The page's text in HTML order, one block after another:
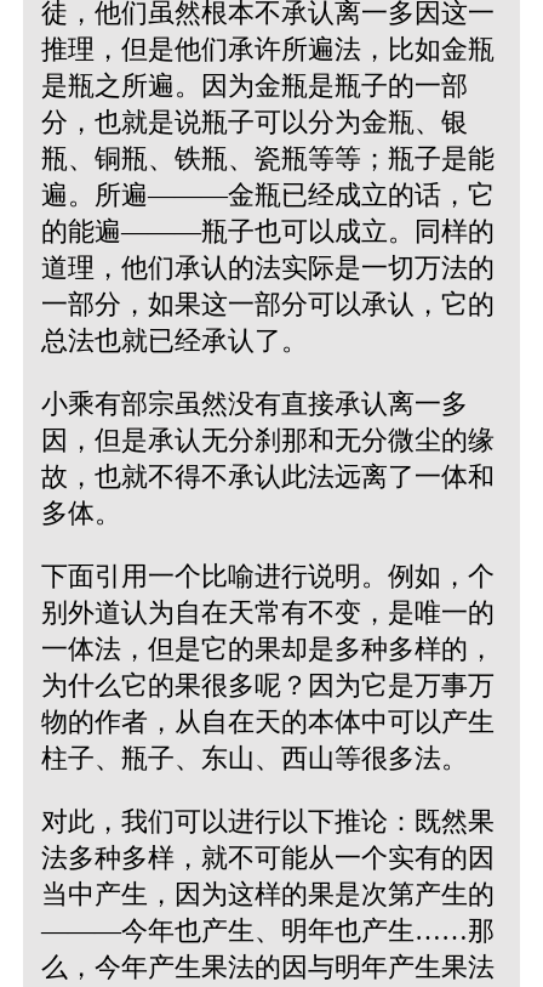
徒，他们虽然根本不承认离一多因这一
推理，但是他们承许所遍法，比如金瓶
是瓶之所遍。因为金瓶是瓶子的一部
分，也就是说瓶子可以分为金瓶、银
瓶、铜瓶、铁瓶、瓷瓶等等；瓶子是能
遍。所遍———金瓶已经成立的话，它
的能遍———瓶子也可以成立。同样的
道理，他们承认的法实际是一切万法的
一部分，如果这一部分可以承认，它的
总法也就已经承认了。
小乘有部宗虽然没有直接承认离一多
因，但是承认无分刹那和无分微尘的缘
故，也就不得不承认此法远离了一体和
多体。
下面引用一个比喻进行说明。例如，个
别外道认为自在天常有不变，是唯一的
一体法，但是它的果却是多种多样的，
为什么它的果很多呢？因为它是万事万
物的作者，从自在天的本体中可以产生
柱子、瓶子、东山、西山等很多法。
对此，我们可以进行以下推论：既然果
法多种多样，就不可能从一个实有的因
当中产生，因为这样的果是次第产生的
———今年也产生、明年也产生……那
么，今年产生果法的因与明年产生果法